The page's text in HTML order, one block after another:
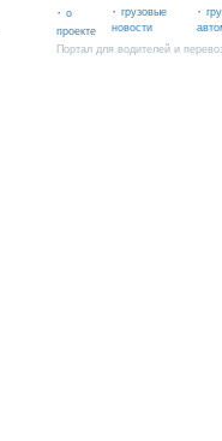
· о
проекте
· грузовые
новости
·
Портал для водителей и